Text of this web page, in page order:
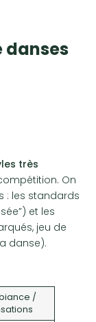
danses
très
On
: les standards
et les
jeu de
danse).
/